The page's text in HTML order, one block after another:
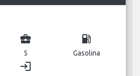
business_center
5
local_gas_station
Gasolina
login